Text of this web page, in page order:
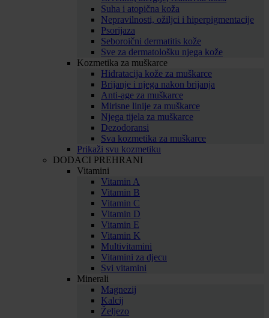
Suha i atopična koža
Nepravilnosti, ožiljci i hiperpigmentacije
Psorijaza
Seboroični dermatitis kože
Sve za dermatološku njega kože
Kozmetika za muškarce
Hidratacija kože za muškarce
Brijanje i njega nakon brijanja
Anti-age za muškarce
Mirisne linije za muškarce
Njega tijela za muškarce
Dezodoransi
Sva kozmetika za muškarce
Prikaži svu kozmetiku
DODACI PREHRANI
Vitamini
Vitamin A
Vitamin B
Vitamin C
Vitamin D
Vitamin E
Vitamin K
Multivitamini
Vitamini za djecu
Svi vitamini
Minerali
Magnezij
Kalcij
Željezo